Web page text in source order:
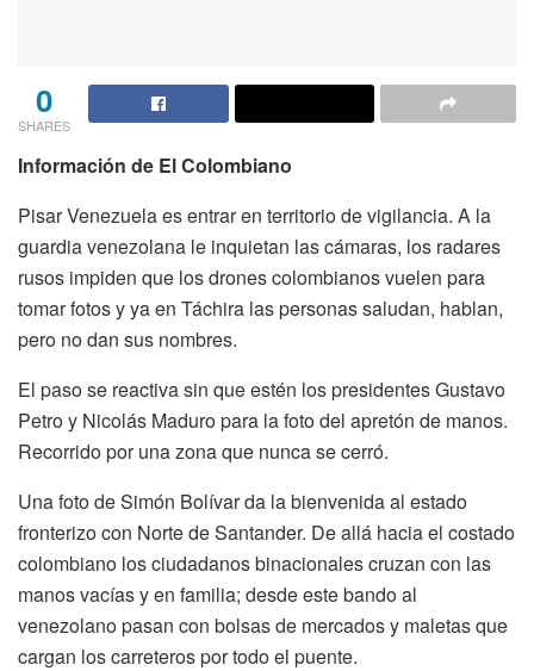
0
SHARES
Información de El Colombiano
Pisar Venezuela es entrar en territorio de vigilancia. A la
guardia venezolana le inquietan las cámaras, los radares
rusos impiden que los drones colombianos vuelen para
tomar fotos y ya en Táchira las personas saludan, hablan,
pero no dan sus nombres.
El paso se reactiva sin que estén los presidentes Gustavo
Petro y Nicolás Maduro para la foto del apretón de manos.
Recorrido por una zona que nunca se cerró.
Una foto de Simón Bolívar da la bienvenida al estado
fronterizo con Norte de Santander. De allá hacia el costado
colombiano los ciudadanos binacionales cruzan con las
manos vacías y en familia; desde este bando al
venezolano pasan con bolsas de mercados y maletas que
cargan los carreteros por todo el puente.